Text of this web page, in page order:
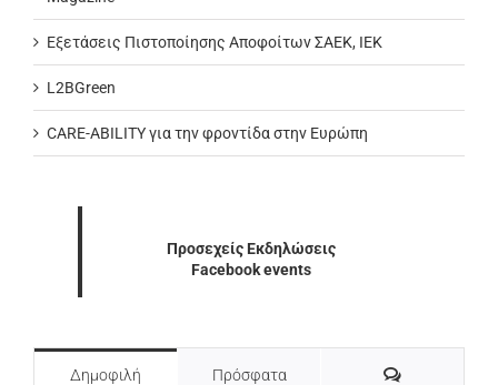
Εξετάσεις Πιστοποίησης Αποφοίτων ΣΑΕΚ, ΙΕΚ
L2BGreen
CARE-ABILITY για την φροντίδα στην Ευρώπη
Προσεχείς Εκδηλώσεις
Facebook events
Δημοφιλή Πρόσφατα Σχόλια